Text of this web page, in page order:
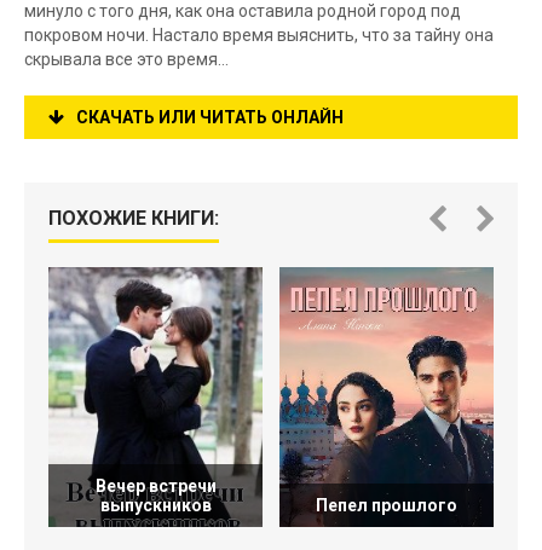
минуло с того дня, как она оставила родной город под
покровом ночи. Настало время выяснить, что за тайну она
скрывала все это время…
СКАЧАТЬ ИЛИ ЧИТАТЬ ОНЛАЙН
ПОХОЖИЕ КНИГИ:
Вечер встречи
выпускников
Пепел прошлого